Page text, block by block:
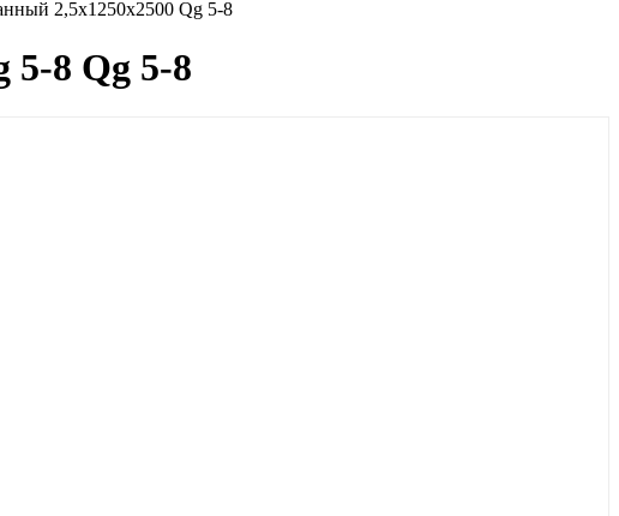
2,5х1250х2500 Qg 5-8
5-8 Qg 5-8